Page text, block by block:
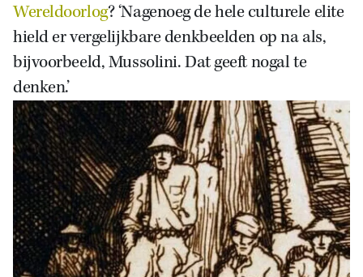
Wereldoorlog? ‘Nagenoeg de hele culturele elite
hield er vergelijkbare denkbeelden op na als,
bijvoorbeeld, Mussolini. Dat geeft nogal te
denken.’